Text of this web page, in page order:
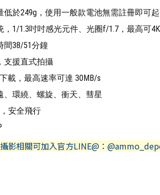
低於249g，使用一般款電池無需註冊即可
1/1.3吋吋感光元件、光圈f/1.7，最高可4K
間38/51分鐘
支援直式拍攝
載，最高速率可達 30MB/s
、環繞、螺旋、衝天、彗星
安全飛行
影相關可加入官方LINE@：